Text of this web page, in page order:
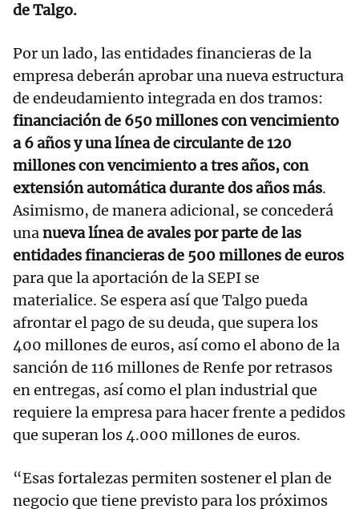
de Talgo.
Por un lado, las entidades financieras de la
empresa deberán aprobar una nueva estructura
de endeudamiento integrada en dos tramos:
financiación de 650 millones con vencimiento
a 6 años y una línea de circulante de 120
millones con vencimiento a tres años, con
extensión automática durante dos años más.
Asimismo, de manera adicional, se concederá
unanueva línea de avales por parte de las
entidades financieras de 500 millones de euros
para que la aportación de la SEPI se
materialice. Se espera así que Talgo pueda
afrontar el pago de su deuda, que supera los
400 millones de euros, así como el abono de la
sanción de 116 millones de Renfe por retrasos
en entregas, así como el plan industrial que
requiere la empresa para hacer frente a pedidos
que superan los 4.000 millones de euros.
“Esas fortalezas permiten sostener el plan de
negocio que tiene previsto para los próximos